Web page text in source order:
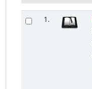
1.